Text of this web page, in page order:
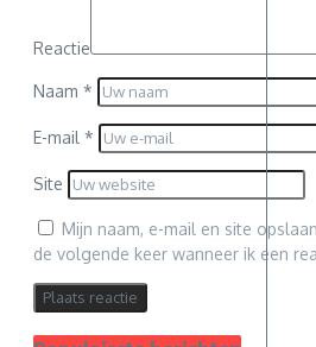
Reactie
Naam *
E-mail *
Site
Mijn naam, e-mail en site
de volgende keer wanneer ik een